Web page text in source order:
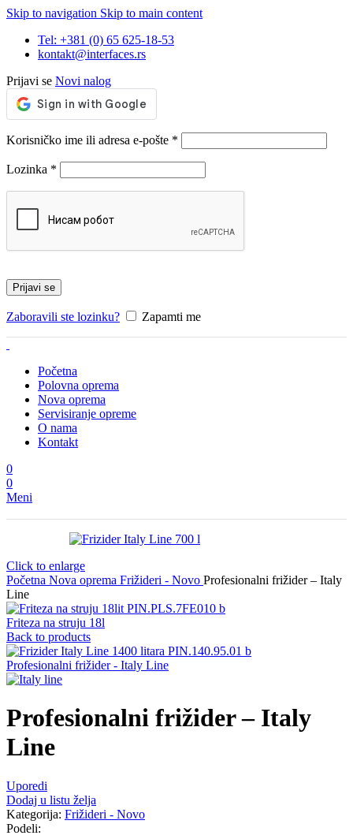
Skip to navigation Skip to main content
Tel: +381 (0) 65 625-18-53
kontakt@interfaces.rs
Prijavi se Novi nalog
Korisničko ime ili adresa e-pošte *
Lozinka *
Prijavi se
Zaboravili ste lozinku? Zapamti me
Početna
Polovna oprema
Nova oprema
Servisiranje opreme
O nama
Kontakt
0
0
Meni
Click to enlarge
Početna Nova oprema Frižideri - Novo Profesionalni frižider – Italy
Line
Friteza na struju 18l
Back to products
Profesionalni frižider - Italy Line
Profesionalni frižider – Italy
Line
Uporedi
Dodaj u listu želja
Kategorija: Frižideri - Novo
Podeli: